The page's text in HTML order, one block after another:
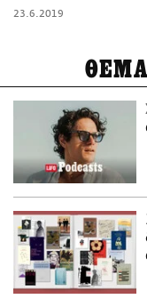
23.6.2019